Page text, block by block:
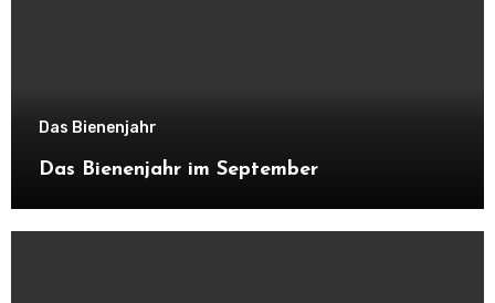
Das Bienenjahr
Das Bienenjahr im September